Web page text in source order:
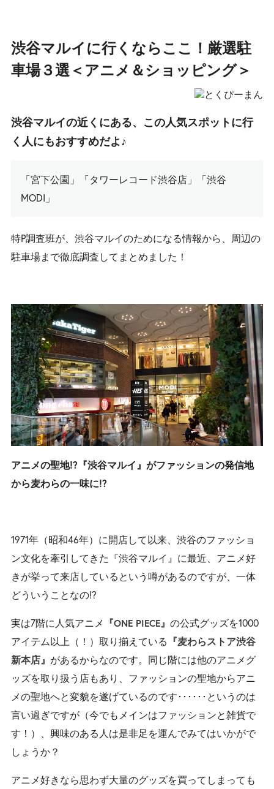
渋谷マルイに行くならここ！厳選駐
車場３選＜アニメ＆ショッピング＞
渋谷マルイの近くにある、この人気スポットに行
く人にもおすすめだよ♪
「宮下公園」「タワーレコード渋谷店」「渋谷
MODI」
特P調査班が、渋谷マルイのためになる情報から、周辺の
駐車場まで徹底調査してまとめました！
アニメの聖地!?『渋谷マルイ』がファッションの発信地
から麦わらの一味に!?
1971年（昭和46年）に開店して以来、渋谷のファッショ
ン文化を牽引してきた『渋谷マルイ』に最近、アニメ好
きが挙って来店しているという噂があるのですが、一体
どういうことなの!?
実は7階に人気アニメ 『ONE PIECE』 の公式グッズを1000
アイテム以上（！）取り揃えている 『麦わらストア渋谷
新本店』 があるからなのです。同じ階には他のアニメグ
ッズを取り扱う店もあり、ファッションの聖地からアニ
メの聖地へと変貌を遂げているのです･･････というのは
言い過ぎですが（今でもメインはファッションと雑貨で
す！）、興味のある人は是非足を運んでみてはいかがで
しょうか？
アニメ好きなら思わず大量のグッズを買ってしまっても